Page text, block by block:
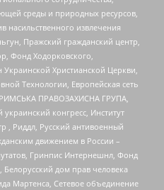
среды и природных ресурсов,
насильственного извлечения
Пражский гражданский центр,
Фонд Ходорковского,
Христианской Церкви,
Технологии, Европейская сеть
ПРАВОЗАХИСНА ГРУПА,
конгресс, Институт
, Риддл, Русский антивоенный
движением в России –
Гринпис Интернешнл, Фонд
дом прав человека
Мартенса, Сетевое объединение